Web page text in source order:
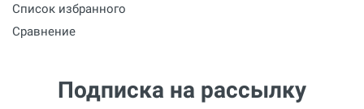
Список избранного
Сравнение
Подписка на рассылку